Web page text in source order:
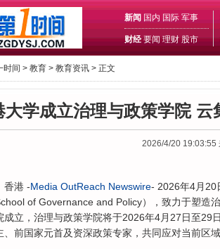
新闻 国内 国际 军事
财经 要闻 理财 股市
时间 > 教育 > 教育资讯 > 正文
大学成立治理与政策学院
2026/4/20 19:03:55
香港 -Media OutReach Newswire- 2026年4月20
of Governance and Policy），致力于塑造
成立，治理与政策学院将于2026年4月27日至29
、前国家元首及资深政策专家，共同应对当前区